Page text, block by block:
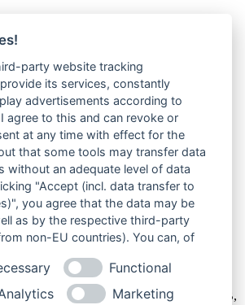
online ausschließlich an Unternehmer
richten sich nur an Unternehmer,
§14 BGB,
party website tracking
its services, constantly
advertisements according to
agree to this and can revoke or
at any time with effect for the
that some tools may transfer data
without an adequate level of data
"Accept (incl. data transfer to
you agree that the data may be
as by the respective third-party
non-EU countries). You can, of
Functional
Marketing